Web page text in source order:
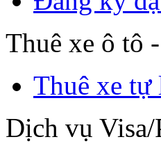
Thuê xe ô tô
Thuê xe
Dịch vụ Visa/